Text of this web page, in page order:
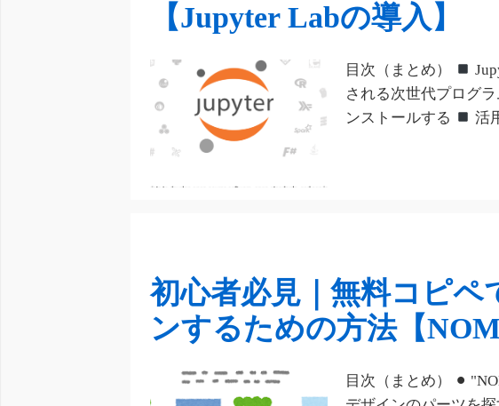
【Jupyter Labの導入】
目次（まとめ）
される次世代プログ
ンストールする
活
初心者必見｜無料コピペ
ンするための方法【
目次（まとめ） ⚫︎